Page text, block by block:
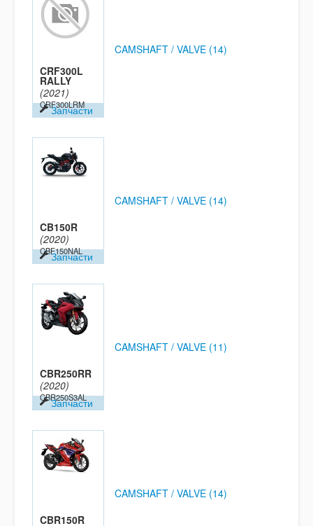
CRF300L
RALLY
(2021)
CRF300LRM
Запчасти
CAMSHAFT / VALVE (14)
CB150R
(2020)
CBF150NAL
Запчасти
CAMSHAFT / VALVE (14)
CBR250RR
(2020)
CBR250S3AL
Запчасти
CAMSHAFT / VALVE (11)
CBR150R
CAMSHAFT / VALVE (14)